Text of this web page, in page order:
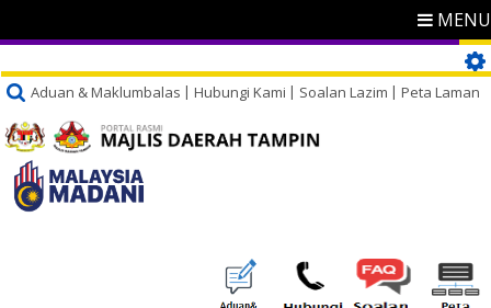
MENU
Aduan & Maklumbalas Hubungi Kami Soalan Lazim Peta Laman